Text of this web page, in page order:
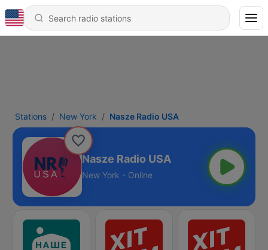
Stations New York Nasze Radio USA
Nasze Radio USA
New York - Online